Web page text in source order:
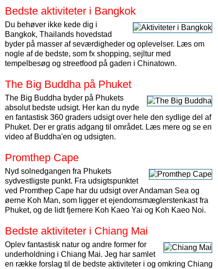
Bedste aktiviteter i Bangkok
Du behøver ikke kede dig i
Bangkok, Thailands hovedstad
byder på masser af seværdigheder og oplevelser. Læs om
nogle af de bedste, som fx shopping, sejltur med
tempelbesøg og streetfood på gaden i Chinatown.
The Big Buddha på Phuket
The Big Buddha byder på Phukets
absolut bedste udsigt. Her kan du nyde
en fantastisk 360 graders udsigt over hele den sydlige del af
Phuket. Der er gratis adgang til området. Læs mere og se en
video af Buddha'en og udsigten.
Promthep Cape
Nyd solnedgangen fra Phukets
sydvestligste punkt. Fra udsigtspunktet
ved Promthep Cape har du udsigt over Andaman Sea og
øerne Koh Man, som ligger et ejendomsmæglerstenkast fra
Phuket, og de lidt fjernere Koh Kaeo Yai og Koh Kaeo Noi.
Bedste aktiviteter i Chiang Mai
Oplev fantastisk natur og andre former for
underholdning i Chiang Mai. Jeg har samlet
en række forslag til de bedste aktiviteter i og omkring Chiang